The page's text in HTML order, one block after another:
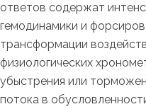
ответов содержат
гемодинамики и
трансформации
физиологических
убыстрения или
потока в